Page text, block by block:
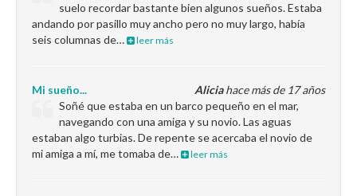
suelo recordar bastante bien algunos sueños. Estaba
andando por pasillo muy ancho pero no muy largo, había
seis columnas de…
leer más
Aliciahace más de 17 años
Mi sueño...
Soñé que estaba en un barco pequeño en el mar,
navegando con una amiga y su novio. Las aguas
estaban algo turbias. De repente se acercaba el novio de
mi amiga a mí, me tomaba de…
leer más